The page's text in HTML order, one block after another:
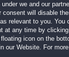
die schönen Motive
under we and our
consent will disable
relevant to you. You
at any time by
icon on the
our Website. For